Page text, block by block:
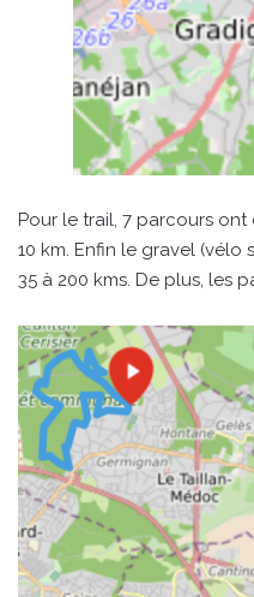
Pour le trail, 7 parcours
10 km. Enfin le gravel
35 à 200 kms. De plus, les